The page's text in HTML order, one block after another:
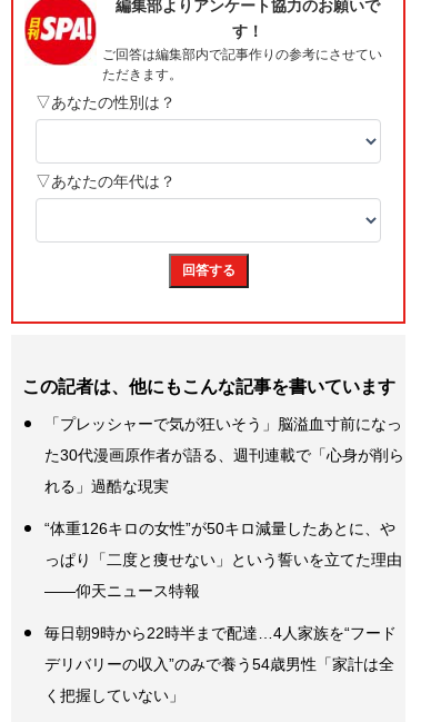
この記者は、他にもこんな記事を書いています
「プレッシャーで気が狂いそう」脳溢血寸前になっ
た30代漫画原作者が語る、週刊連載で「心身が削ら
れる」過酷な現実
“体重126キロの女性”が50キロ減量したあとに、や
っぱり「二度と痩せない」という誓いを立てた理由
――仰天ニュース特報
毎日朝9時から22時半まで配達…4人家族を“フード
デリバリーの収入”のみで養う54歳男性「家計は全
く把握していない」